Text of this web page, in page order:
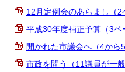
12月定例会のあらまし（2
平成30年度補正予算（3ペ
開かれた市議会へ（4から
市政を問う（11議員が一